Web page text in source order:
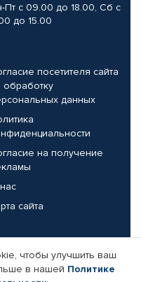
Пт с 09.00 до 18.00, Сб с
до 15.00
посетителя сайта
обработку
данных
на получение
сайта
чтобы улучшить ваш
в нашей Политике